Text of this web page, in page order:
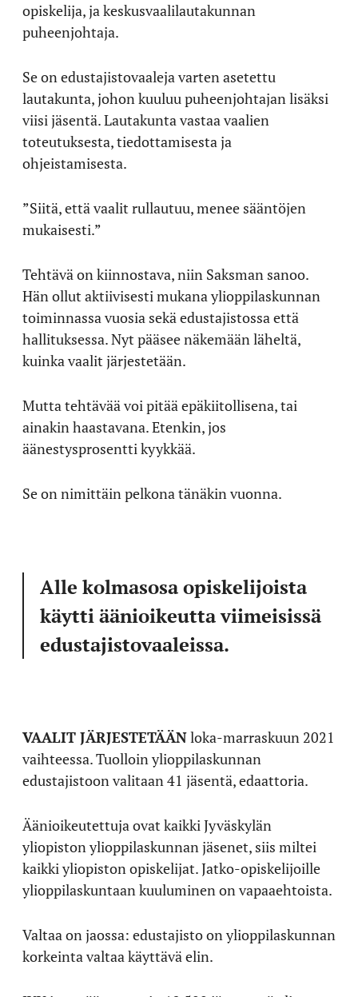
opiskelija, ja keskusvaalilautakunnan
puheenjohtaja.
Se on edustajistovaaleja varten asetettu
lautakunta, johon kuuluu puheenjohtajan lisäksi
viisi jäsentä. Lautakunta vastaa vaalien
toteutuksesta, tiedottamisesta ja
ohjeistamisesta.
”Siitä, että vaalit rullautuu, menee sääntöjen
mukaisesti.”
Tehtävä on kiinnostava, niin Saksman sanoo.
Hän ollut aktiivisesti mukana ylioppilaskunnan
toiminnassa vuosia sekä edustajistossa että
hallituksessa. Nyt pääsee näkemään läheltä,
kuinka vaalit järjestetään.
Mutta tehtävää voi pitää epäkiitollisena, tai
ainakin haastavana. Etenkin, jos
äänestysprosentti kyykkää.
Se on nimittäin pelkona tänäkin vuonna.
Alle kolmasosa opiskelijoista
käytti äänioikeutta viimeisissä
edustajistovaaleissa.
VAALIT JÄRJESTETÄÄNloka-marraskuun 2021
vaihteessa. Tuolloin ylioppilaskunnan
edustajistoon valitaan 41 jäsentä, edaattoria.
Äänioikeutettuja ovat kaikki Jyväskylän
yliopiston ylioppilaskunnan jäsenet, siis miltei
kaikki yliopiston opiskelijat. Jatko-opiskelijoille
ylioppilaskuntaan kuuluminen on vapaaehtoista.
Valtaa on jaossa: edustajisto on ylioppilaskunnan
korkeinta valtaa käyttävä elin.